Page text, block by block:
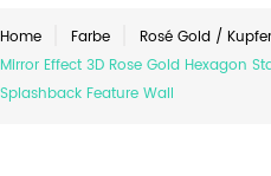
Home Farbe
Rosé Gold / Kupfer
Mirror Effect 3D Rose Gold Hexagon
Splashback Feature Wall